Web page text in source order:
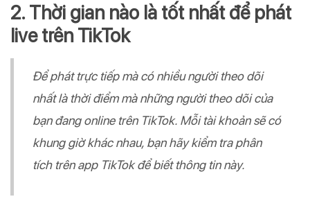
2. Thời gian nào là tốt nhất để phát
live trên TikTok
Để phát trực tiếp mà có nhiều người theo dõi
nhất là thời điểm mà những người theo dõi của
bạn đang online trên TikTok. Mỗi tài khoản sẽ có
khung giờ khác nhau, bạn hãy kiểm tra phân
tích trên app TikTok để biết thông tin này.